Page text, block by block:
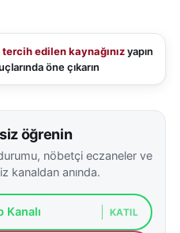
tercih edilen kaynağınızyapın
öne çıkarın
öğrenin
nöbetçi eczaneler ve
kanaldan anında.
Kanalı KATIL